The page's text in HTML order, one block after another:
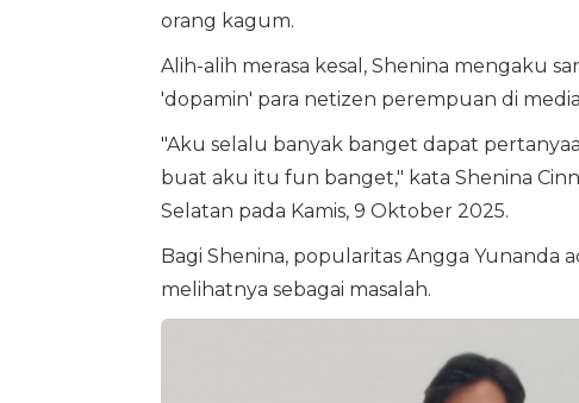
orang kagum.
Alih-alih merasa kesal, Shenina mengaku
'dopamin' para netizen perempuan di media
"Aku selalu banyak banget dapat
buat aku itu fun banget," kata Shenina
Selatan pada Kamis, 9 Oktober 2025.
Bagi Shenina, popularitas Angga Yunanda
melihatnya sebagai masalah.